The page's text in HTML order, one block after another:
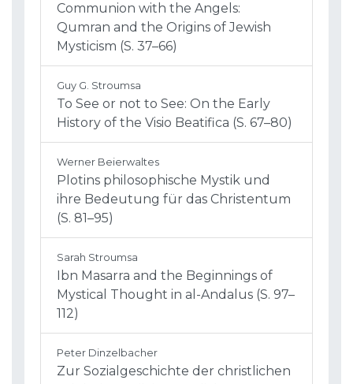
Communion with the Angels:
Qumran and the Origins of Jewish
Mysticism (S. 37–66)
Guy G. Stroumsa
To See or not to See: On the Early
History of the Visio Beatifica (S. 67–80)
Werner Beierwaltes
Plotins philosophische Mystik und
ihre Bedeutung für das Christentum
(S. 81–95)
Sarah Stroumsa
Ibn Masarra and the Beginnings of
Mystical Thought in al-Andalus (S. 97–
112)
Peter Dinzelbacher
Zur Sozialgeschichte der christlichen